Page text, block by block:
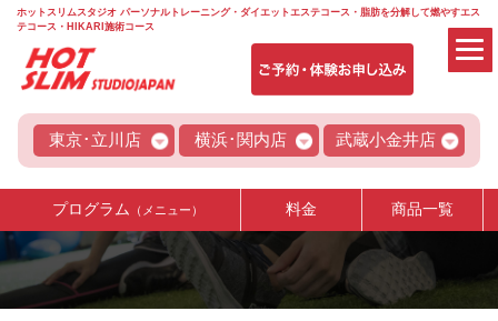
ホットスリムスタジオ パーソナルトレーニング・ダイエットエステコース・脂肪を分解して燃やすエス
テコース・HIKARI施術コース
東京･立川店 横浜･関内店 武蔵小金井店
プログラム （メニュー） 料金 商品一覧